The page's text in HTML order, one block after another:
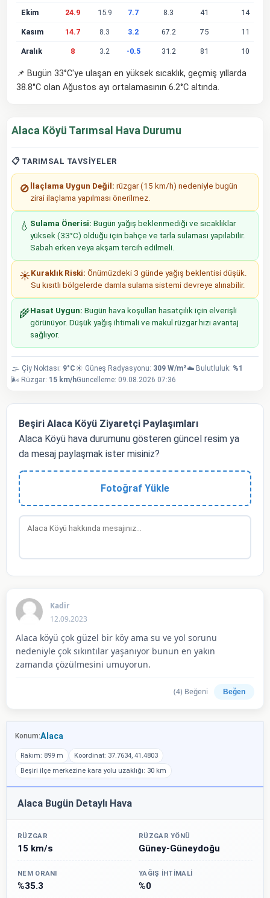
Ekim 24.9 15.9 7.7 8.3 41 14
Kasım 14.7 8.3 3.2 67.2 75 11
Aralık 8 3.2 -0.5 31.2 81 10
📌 Bugün 33°C'ye ulaşan en yüksek sıcaklık, geçmiş yıllarda
38.8°C olan Ağustos ayı ortalamasının 6.2°C altında.
Alaca Köyü Tarımsal Hava Durumu
📋 TARIMSAL TAVSIYELER
🚫 İlaçlama Uygun Değil: rüzgar (15 km/h) nedeniyle bugün
zirai ilaçlama yapılması önerilmez.
💧 Sulama Önerisi: Bugün yağış beklenmediği ve sıcaklıklar
yüksek (33°C) olduğu için bahçe ve tarla sulaması yapılabilir.
Sabah erken veya akşam tercih edilmeli.
☀️Kuraklık Riski: Önümüzdeki 3 günde yağış beklentisi düşük.
Su kısıtlı bölgelerde damla sulama sistemi devreye alınabilir.
🌾Hasat Uygun: Bugün hava koşulları hasatçılık için elverişli
görünüyor. Düşük yağış ihtimali ve makul rüzgar hızı avantaj
sağlıyor.
🌫️ Çiy Noktası: 9°C☀️ Güneş Radyasyonu: 309 W/m²☁️ Bulutluluk: %1
🌬️ Rüzgar: 15 km/hGüncelleme: 09.08.2026 07:36
Beşiri Alaca Köyü Ziyaretçi Paylaşımları
Alaca Köyü hava durumunu gösteren güncel resim ya
da mesaj paylaşmak ister misiniz?
Fotoğraf Yükle
Kadir
12.09.2023
Alaca köyü çok güzel bir köy ama su ve yol sorunu
nedeniyle çok sıkıntılar yaşanıyor bunun en yakın
zamanda çözülmesini umuyorun.
(4) Beğeni Beğen
Konum:Alaca
Rakım: 899 m
Koordinat: 37.7634, 41.4803
Beşiri ilçe merkezine kara yolu uzaklığı: 30 km
Alaca Bugün Detaylı Hava
RÜZGAR
15 km/s
RÜZGAR YÖNÜ
Güney-Güneydoğu
NEM ORANI
%35.3
YAĞIŞ İHTIMALI
%0